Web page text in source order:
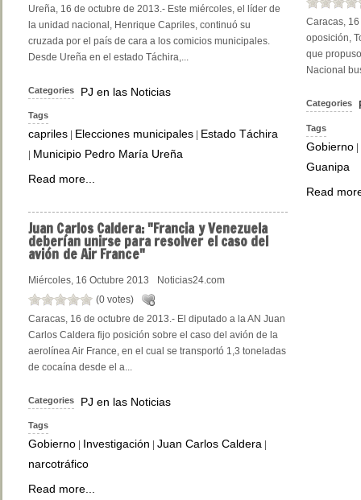
Ureña, 16 de octubre de 2013.- Este miércoles, el líder de
la unidad nacional, Henrique Capriles, continuó su
cruzada por el país de cara a los comicios municipales.
Desde Ureña en el estado Táchira,...
Categories PJ en las Noticias
Tags
capriles | Elecciones municipales | Estado Táchira
| Municipio Pedro María Ureña
Read more...
Caracas,
oposición,
que
Nacional
Categories
Tags
Gobierno|
Guanipa
Read
Juan Carlos Caldera: "Francia y Venezuela
deberían unirse para resolver el caso del
avión de Air France"
Miércoles, 16 Octubre 2013
Noticias24.com
(0 votes)
Caracas, 16 de octubre de 2013.- El diputado a la AN Juan
Carlos Caldera fijo posición sobre el caso del avión de la
aerolínea Air France, en el cual se transportó 1,3 toneladas
de cocaína desde el a...
Categories PJ en las Noticias
Tags
Gobierno Investigación Juan Carlos Caldera
narcotráfico
Read more...